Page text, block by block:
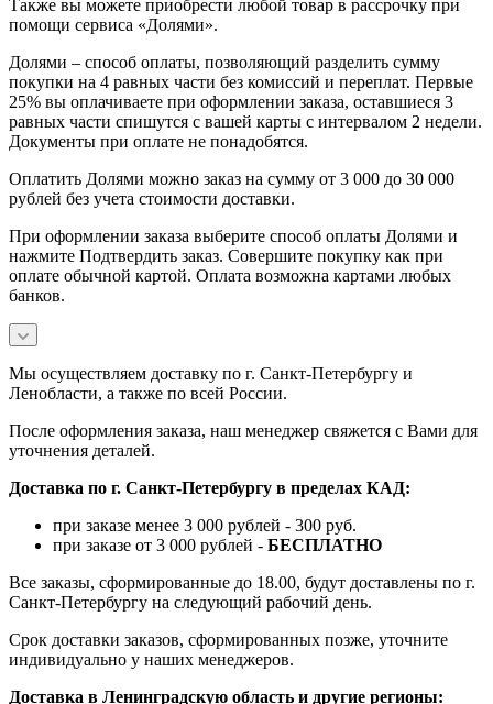
Также вы можете приобрести любой товар в рассрочку при
помощи сервиса «Долями».
Долями – способ оплаты, позволяющий разделить сумму
покупки на 4 равных части без комиссий и переплат. Первые
25% вы оплачиваете при оформлении заказа, оставшиеся 3
равных части спишутся с вашей карты с интервалом 2 недели.
Документы при оплате не понадобятся.
Оплатить Долями можно заказ на сумму от 3 000 до 30 000
рублей без учета стоимости доставки.
При оформлении заказа выберите способ оплаты Долями и
нажмите Подтвердить заказ. Совершите покупку как при
оплате обычной картой. Оплата возможна картами любых
банков.
Мы осуществляем доставку по г. Санкт-Петербургу и
Ленобласти, а также по всей России.
После оформления заказа, наш менеджер свяжется с Вами для
уточнения деталей.
Доставка по г. Санкт-Петербургу в пределах КАД:
при заказе менее 3 000 рублей - 300 руб.
при заказе от 3 000 рублей - БЕСПЛАТНО
Все заказы, сформированные до 18.00, будут доставлены по г.
Санкт-Петербургу на следующий рабочий день.
Срок доставки заказов, сформированных позже, уточните
индивидуально у наших менеджеров.
Доставка в Ленинградскую область и другие регионы: